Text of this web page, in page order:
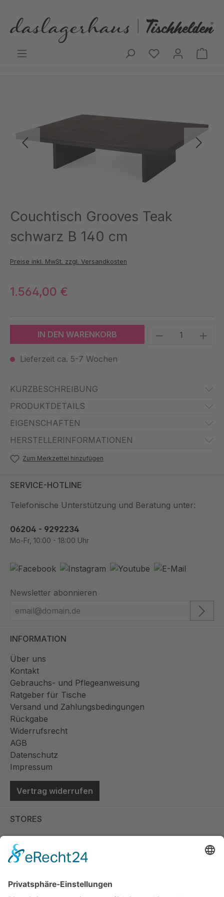
Couchtisch Grooves Teak
schwarz B 140 cm
Preise inkl. MwSt. zzgl. Versandkosten
1.564,00 €
IN DEN WARENKORB Produkt
Lieferzeit ca. 5-7 Wochen
KURZBESCHREIBUNG
PRODUKTDETAILS
EIGENSCHAFTEN
HERSTELLERINFORMATIONEN
Zum Merkzettel hinzufügen
SERVICE-HOTLINE
Telefonische Unterstützung und Beratung unter:
06204 - 9292234
Mo-Fr, 10:00 - 18:00 Uhr
Newsletter abonnieren
INFORMATION
Über uns
Kontakt
Gebrauchs- und Pflegeanweisung
Ratgeber für Tische
Versand und Zahlungsbedingungen
Rückgabe
Widerrufsrecht
AGB
Datenschutz
Impressum
Vertrag widerrufen
STORES
Store Viernheim
Store Berlin
Handelspartner Köln
SICHERE BEZAHLUNG